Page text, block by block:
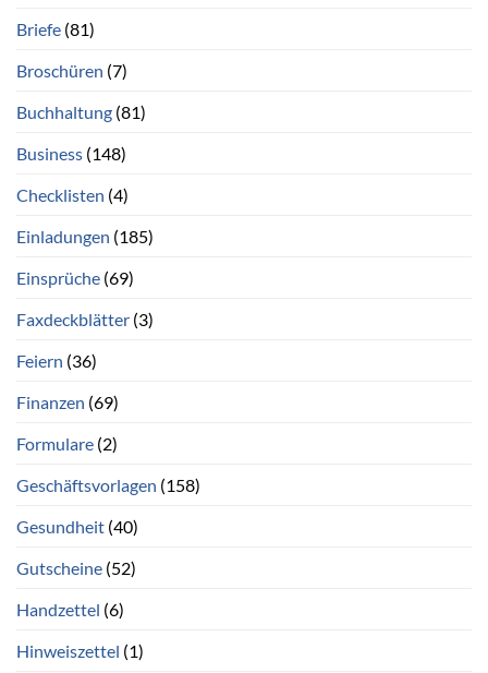
Briefe (81)
Broschüren (7)
Buchhaltung (81)
Business (148)
Checklisten (4)
Einladungen (185)
Einsprüche (69)
Faxdeckblätter (3)
Feiern (36)
Finanzen (69)
Formulare (2)
Geschäftsvorlagen (158)
Gesundheit (40)
Gutscheine (52)
Handzettel (6)
Hinweiszettel (1)